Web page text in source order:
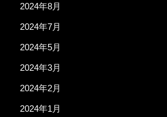
2024年8月
2024年7月
2024年5月
2024年3月
2024年2月
2024年1月